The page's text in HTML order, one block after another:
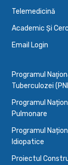
Telemedicină
Academic Și
Email Login
Programul
Tuberculozei
Programul
Pulmonare
Programul
Idiopatice
Proiectul